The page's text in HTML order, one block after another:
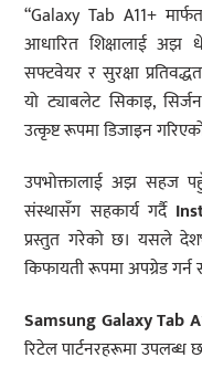
“Galaxy Tab A11+
आधारित शिक्षालाई अझ
सफ्टवेयर र सुरक्षा
यो ट्याबलेट सिकाइ,
उत्कृष्ट रूपमा डिजाइन
उपभोक्तालाई अझ सहज
संस्थासँग सहकार्य गर्दै
प्रस्तुत गरेको छ। यसले
किफायती रूपमा अपग्रेड गर्न
Samsung Galaxy Tab
रिटेल पार्टनरहरूमा उपलब्ध